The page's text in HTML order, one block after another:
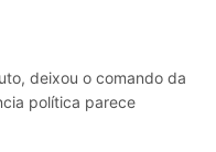
deixou o comando da
política parece